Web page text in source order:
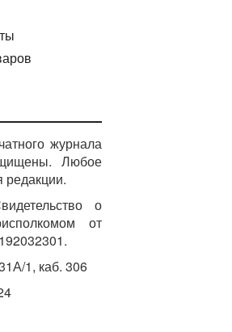
журнала
Любое
редакции.
о
от
1, каб. 306